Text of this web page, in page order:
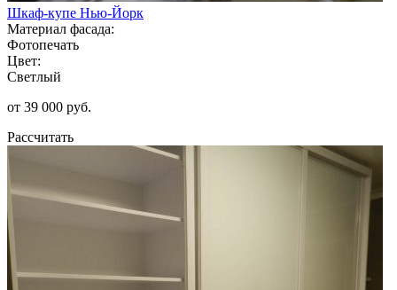
Шкаф-купе Нью-Йорк
Материал фасада:
Фотопечать
Цвет:
Светлый
от 39 000 руб.
Рассчитать